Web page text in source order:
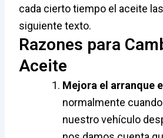
cada cierto tiempo el aceite
siguiente texto.
Razones para
Aceite
Mejora el arranque
normalmente
nuestro vehículo